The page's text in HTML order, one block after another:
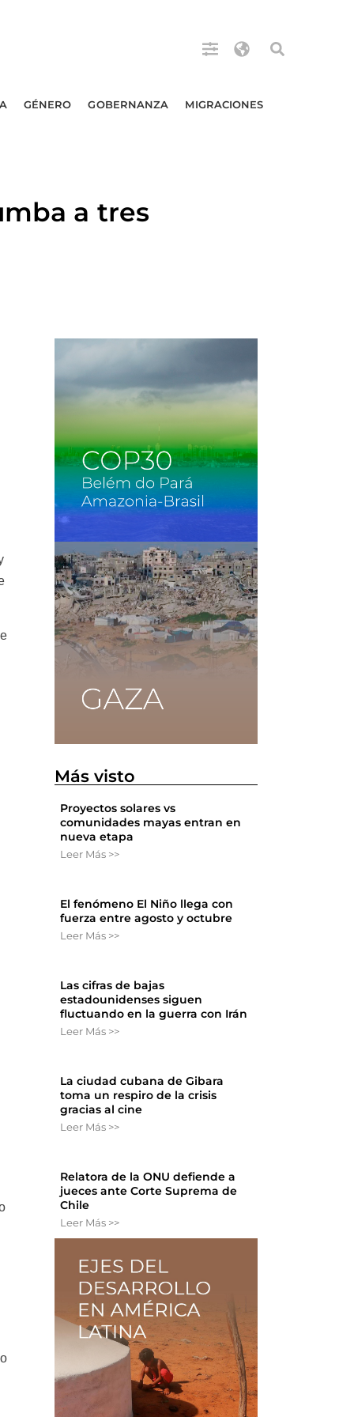
GÉNERO GOBERNANZA MIGRACIONES
a tres
Más visto
Proyectos solares vs
comunidades mayas entran en
nueva etapa
Leer Más >>
El fenómeno El Niño llega con
fuerza entre agosto y octubre
Leer Más >>
Las cifras de bajas
estadounidenses siguen
fluctuando en la guerra con Irán
Leer Más >>
La ciudad cubana de Gibara
toma un respiro de la crisis
gracias al cine
Leer Más >>
Relatora de la ONU defiende a
jueces ante Corte Suprema de
Chile
Leer Más >>